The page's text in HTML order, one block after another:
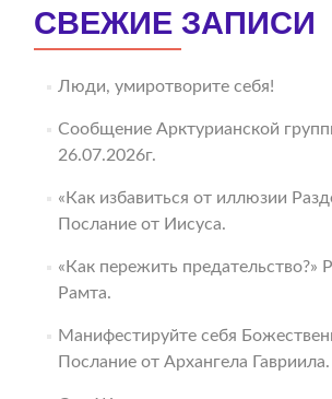
СВЕЖИЕ ЗАПИСИ
Люди, умиротворите себя!
Сообщение Арктурианской
26.07.2026г.
«Как избавиться от иллюзии
Послание от Иисуса.
«Как пережить предательство?»
Рамта.
Манифестируйте себя
Послание от Архангела Гавриила.